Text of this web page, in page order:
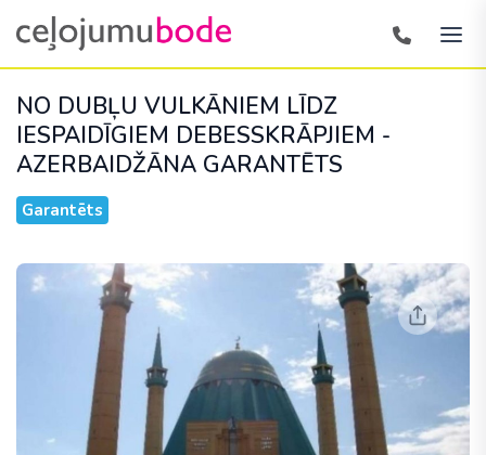
NO DUBĻU VULKĀNIEM LĪDZ
IESPAIDĪGIEM DEBESSKRĀPJIEM -
AZERBAIDŽĀNA GARANTĒTS
Garantēts